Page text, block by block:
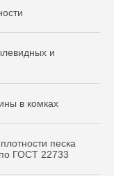
и
в комках
песка
ГОСТ 22733